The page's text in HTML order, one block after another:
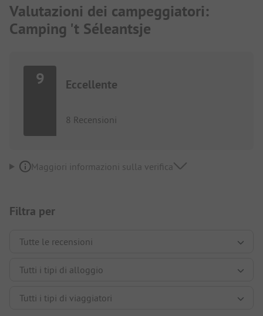
Valutazioni dei campeggiatori:
Camping 't Séleantsje
9 Eccellente
8 Recensioni
Maggiori informazioni sulla verifica
Filtra per